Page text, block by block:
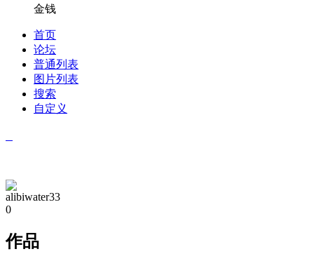
金钱
首页
论坛
普通列表
图片列表
搜索
自定义
alibiwater33
0
作品